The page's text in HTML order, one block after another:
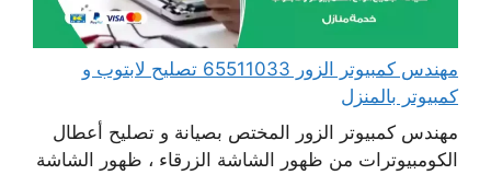
مهندس كمبيوتر الزور 65511033 تصليح لابتوب و
كمبيوتر بالمنزل
مهندس كمبيوتر الزور المختص بصيانة و تصليح أعطال
الكومبيوترات من ظهور الشاشة الزرقاء ، ظهور الشاشة